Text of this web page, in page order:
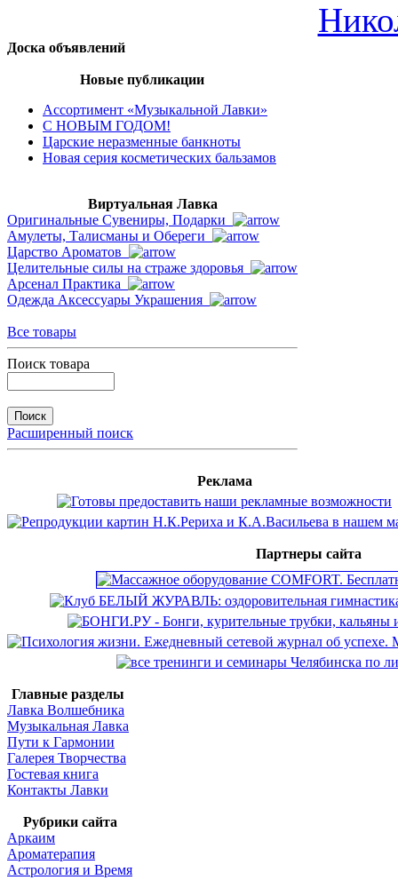
Доска объявлений
Новые публикации
Ассортимент «Музыкальной Лавки»
С НОВЫМ ГОДОМ!
Царские неразменные банкноты
Новая серия косметических бальзамов
Виртуальная Лавка
Оригинальные Сувениры, Подарки
Амулеты, Талисманы и Обереги
Царство Ароматов
Целительные силы на страже здоровья
Арсенал Практика
Одежда Аксессуары Украшения
Все товары
Поиск товара
Расширенный поиск
Реклама
Партнеры сайта
Главные разделы
Лавка Волшебника
Музыкальная Лавка
Пути к Гармонии
Галерея Творчества
Гостевая книга
Контакты Лавки
Рубрики сайта
Аркаим
Ароматерапия
Астрология и Время